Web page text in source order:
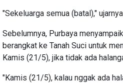
"Sekeluarga semua (batal),"
Sebelumnya, Purbaya
berangkat ke Tanah Suci untuk
Kamis (21/5), jika tidak ada
"Kamis (21/5), kalau nggak ada